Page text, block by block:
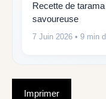
Recette de
savoureuse
7 Juin 2026 • 9 min
Imprimer